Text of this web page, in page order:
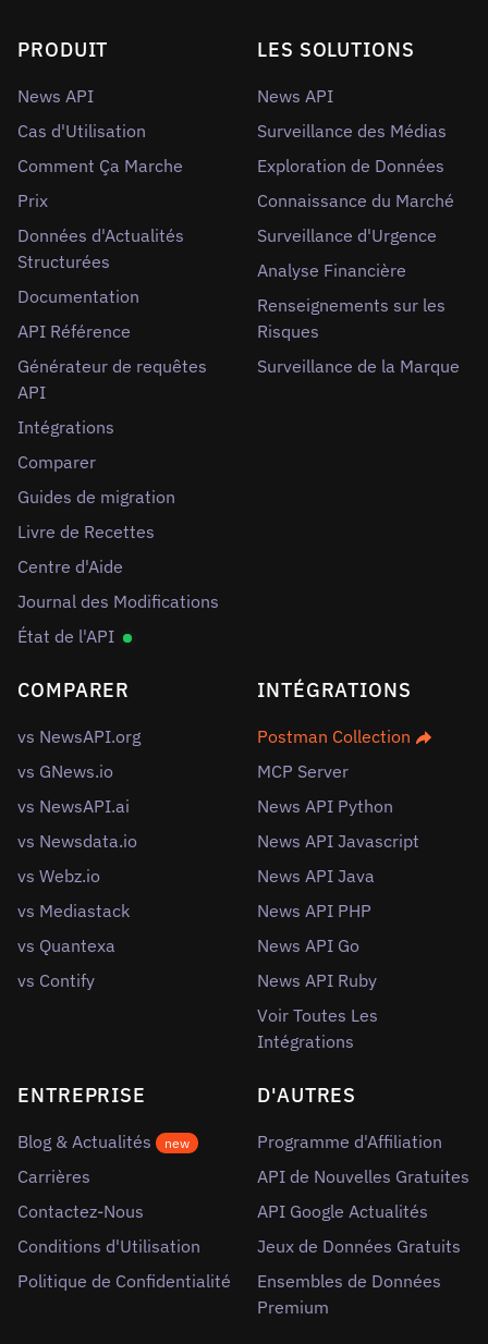
PRODUIT
News API
Cas d'Utilisation
Comment Ça Marche
Prix
Données d'Actualités
Structurées
Documentation
API Référence
Générateur de requêtes
API
Intégrations
Comparer
Guides de migration
Livre de Recettes
Centre d'Aide
Journal des Modifications
État de l'API
LES SOLUTIONS
News API
Surveillance des Médias
Exploration de Données
Connaissance du Marché
Surveillance d'Urgence
Analyse Financière
Renseignements sur les
Risques
Surveillance de la Marque
COMPARER
vs NewsAPI.org
vs GNews.io
vs NewsAPI.ai
vs Newsdata.io
vs Webz.io
vs Mediastack
vs Quantexa
vs Contify
INTÉGRATIONS
Postman Collection
MCP Server
News API Python
News API Javascript
News API Java
News API PHP
News API Go
News API Ruby
Voir Toutes Les
Intégrations
ENTREPRISE
Blog & Actualités new
Carrières
Contactez-Nous
Conditions d'Utilisation
Politique de Confidentialité
D'AUTRES
Programme d'Affiliation
API de Nouvelles Gratuites
API Google Actualités
Jeux de Données Gratuits
Ensembles de Données
Premium